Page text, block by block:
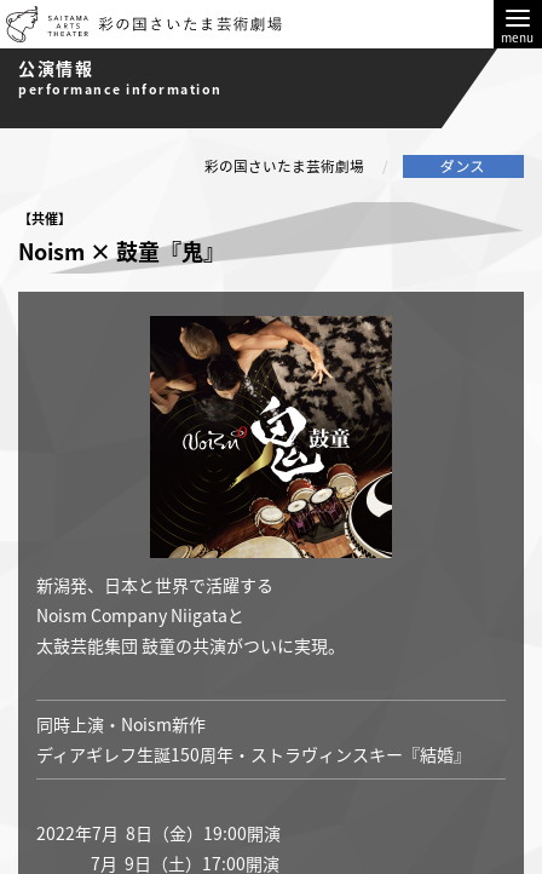
menu
公演情報
performance information
彩の国さいたま芸術劇場
【共催】
Noism × 鼓童『鬼』
新潟発、日本と世界で活躍する
Noism Company Niigataと
太鼓芸能集団 鼓童の共演がついに実現。
同時上演・Noism新作
ディアギレフ生誕150周年・ストラヴィンスキー『結婚』
2022年7月 8日（金）19:00開演
7月 9日（土）17:00開演